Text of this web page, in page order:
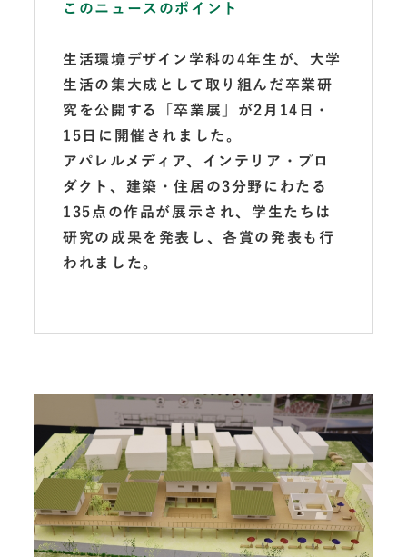
このニュースのポイント
生活環境デザイン学科の4年生が、大学
生活の集大成として取り組んだ卒業研
究を公開する「卒業展」が2月14日・
15日に開催されました。
アパレルメディア、インテリア・プロ
ダクト、建築・住居の3分野にわたる
135点の作品が展示され、学生たちは
研究の成果を発表し、各賞の発表も行
われました。